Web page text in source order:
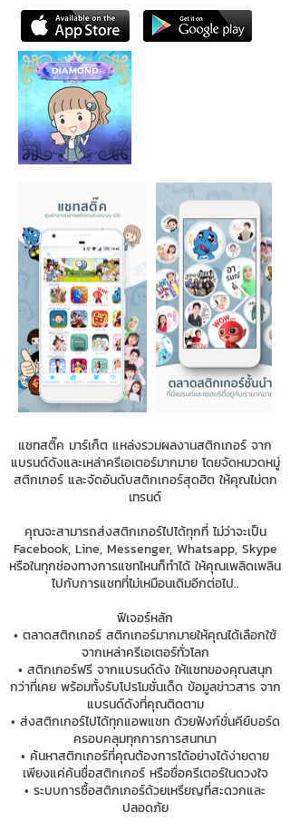
แชทสติ๊ค มาร์เก็ต แหล่งรวมผลงานสติกเกอร์ จาก
แบรนด์ดังและเหล่าครีเอเตอร์มากมาย โดยจัดหมวดหมู่
สติกเกอร์ และจัดอันดับสติกเกอร์สุดฮิต ให้คุณไม่ตก
เทรนด์
คุณจะสามารถส่งสติกเกอร์ไปได้ทุกที่ ไม่ว่าจะเป็น
Facebook, Line, Messenger, Whatsapp, Skype
หรือในทุกช่องทางการแชทไหนก็ทำได้ ให้คุณเพลิดเพลิน
ไปกับการแชทที่ไม่เหมือนเดิมอีกต่อไป..
ฟีเจอร์หลัก
• ตลาดสติกเกอร์ สติกเกอร์มากมายให้คุณได้เลือกใช้
จากเหล่าครีเอเตอร์ทั่วโลก
• สติกเกอร์ฟรี จากแบรนด์ดัง ให้แชทของคุณสนุก
กว่าที่เคย พร้อมทั้งรับโปรโมชั่นเด็ด ข้อมูลข่าวสาร จาก
แบรนด์ดังที่คุณติดตาม
• ส่งสติกเกอร์ไปได้ทุกแอพแชท ด้วยฟังก์ชั่นคีย์บอร์ด
ครอบคลุมทุกการการสนทนา
• ค้นหาสติกเกอร์ที่คุณต้องการได้อย่างได้ง่ายดาย
เพียงแค่ค้นชื่อสติกเกอร์ หรือชื่อครีเตอร์ในดวงใจ
• ระบบการซื้อสติกเกอร์ด้วยเหรียญที่สะดวกและ
ปลอดภัย